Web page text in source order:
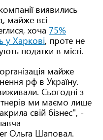
виявились
майже всі
хоча 75%
у Харкові, проте не
податки в місті.
майже
рф в Україну.
Сьогодні з
ми маємо лише
свій бізнес", -
Ольга Шаповал.